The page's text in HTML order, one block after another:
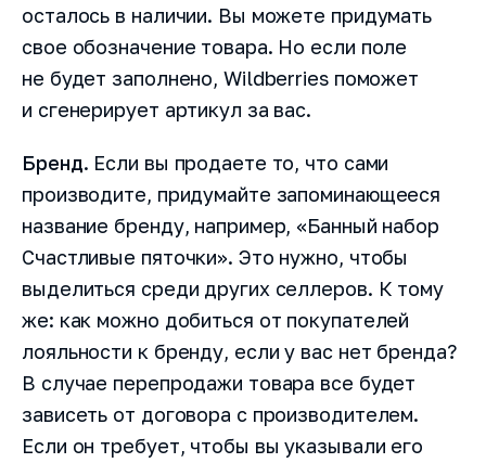
осталось в наличии. Вы можете придумать
свое обозначение товара. Но если поле
не будет заполнено, Wildberries поможет
и сгенерирует артикул за вас.
Бренд. Если вы продаете то, что сами
производите, придумайте запоминающееся
название бренду, например, «Банный набор
Счастливые пяточки». Это нужно, чтобы
выделиться среди других селлеров. К тому
же: как можно добиться от покупателей
лояльности к бренду, если у вас нет бренда?
В случае перепродажи товара все будет
зависеть от договора с производителем.
Если он требует, чтобы вы указывали его